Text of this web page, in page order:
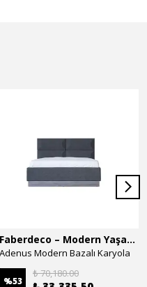
Faberdeco – Modern Yaşam Alanları İçin Özel Tasarım Mobilyalar
Adenus Modern Bazalı Karyola
%53
₺ 70,180.00